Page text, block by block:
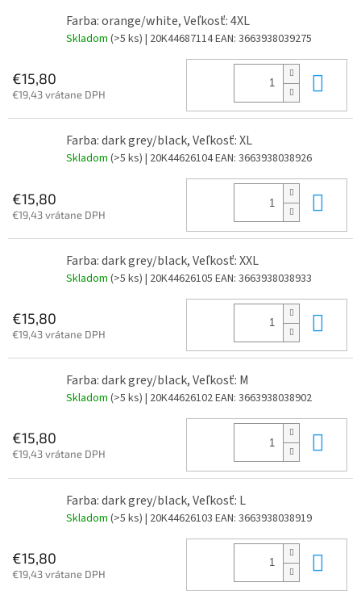
Farba: orange/white, Veľkosť: 4XL
Skladom (>5 ks) | 20K44687114EAN: 3663938039275
€15,80
€19,43 vrátane DPH
Farba: dark grey/black, Veľkosť: XL
Skladom (>5 ks) | 20K44626104EAN: 3663938038926
€15,80
€19,43 vrátane DPH
Farba: dark grey/black, Veľkosť: XXL
Skladom (>5 ks) | 20K44626105 EAN: 3663938038933
€15,80
€19,43 vrátane DPH
Farba: dark grey/black, Veľkosť: M
Skladom (>5 ks) | 20K44626102EAN: 3663938038902
€15,80
€19,43 vrátane DPH
Farba: dark grey/black, Veľkosť: L
Skladom (>5 ks) | 20K44626103 EAN: 3663938038919
€15,80
€19,43 vrátane DPH